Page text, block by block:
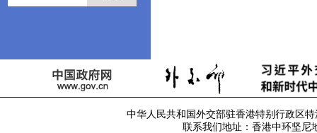
中华人民共和国外交部驻香港特别行政区特
联系我们地址：香港中环坚尼